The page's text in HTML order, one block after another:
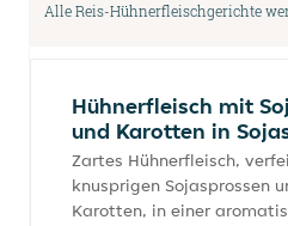
Alle Reis-Hühnerfleischgerichte
Hühnerfleisch mit
und Karotten in
Zartes Hühnerfleisch,
knusprigen Sojasprossen
Karotten, in einer